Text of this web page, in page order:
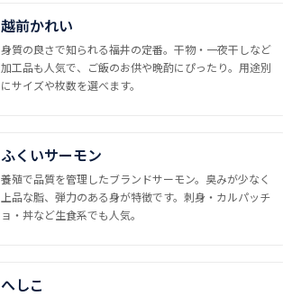
越前かれい
身質の良さで知られる福井の定番。干物・一夜干しなど
加工品も人気で、ご飯のお供や晩酌にぴったり。用途別
にサイズや枚数を選べます。
ふくいサーモン
養殖で品質を管理したブランドサーモン。臭みが少なく
上品な脂、弾力のある身が特徴です。刺身・カルパッチ
ョ・丼など生食系でも人気。
へしこ